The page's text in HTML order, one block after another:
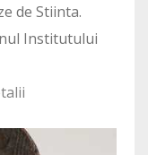
de Stiinta.
Institutului